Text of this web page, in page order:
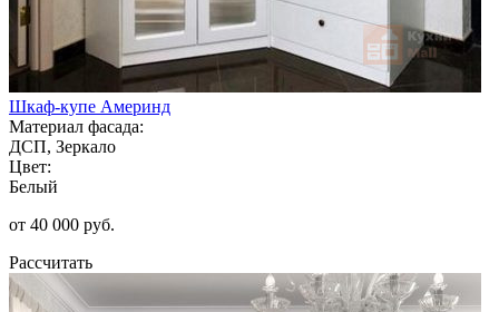
Шкаф-купе Америнд
Материал фасада:
ДСП, Зеркало
Цвет:
Белый
от 40 000 руб.
Рассчитать